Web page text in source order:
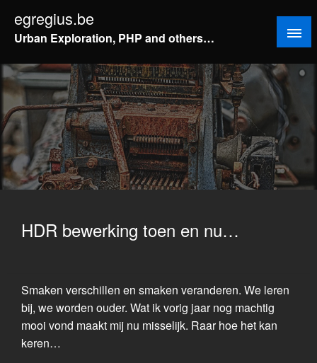
naar
inhoud
egregius.be
Urban Exploration, PHP and others…
HDR bewerking toen en nu…
Smaken verschillen en smaken veranderen. We leren
bij, we worden ouder. Wat ik vorig jaar nog machtig
mooi vond maakt mij nu misselijk. Raar hoe het kan
keren…